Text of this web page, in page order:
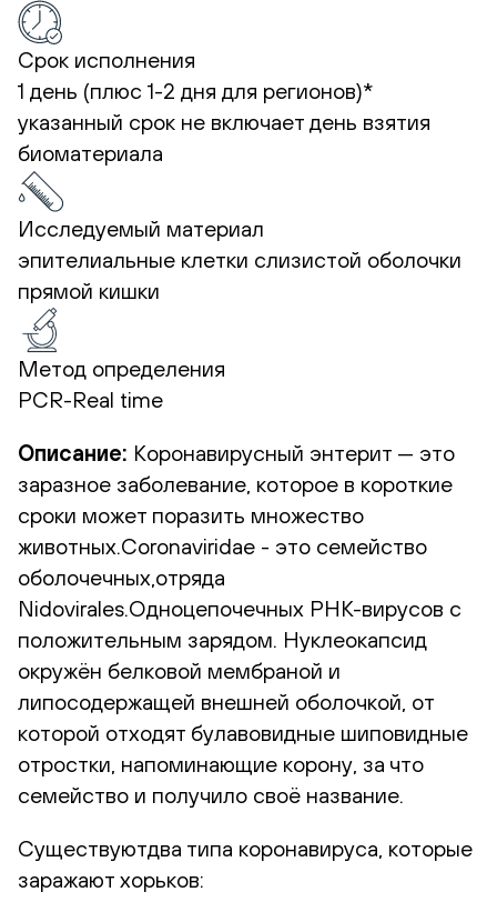
Срок исполнения
1 день (плюс 1-2 дня для регионов)*
указанный срок не включает день взятия
биоматериала
Исследуемый материал
эпителиальные клетки слизистой оболочки
прямой кишки
Метод определения
PCR-Real time
Описание: Коронавирусный энтерит — это
заразное заболевание, которое в короткие
сроки может поразить множество
животных.Coronaviridae - это семейство
оболочечных,отряда
Nidovirales.Одноцепочечных РНК-вирусов с
положительным зарядом. Нуклеокапсид
окружён белковой мембраной и
липосодержащей внешней оболочкой, от
которой отходят булавовидные шиповидные
отростки, напоминающие корону, за что
семейство и получило своё название.
Существуютдва типа коронавируса, которые
заражают хорьков: